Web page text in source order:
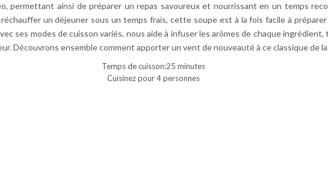
permettant ainsi de préparer un repas savoureux et nourrissant en un temps
un déjeuner sous un temps frais, cette soupe est à la fois facile à
ses modes de cuisson variés, nous aide à infuser les arômes de chaque
Découvrons ensemble comment apporter un vent de nouveauté à ce classique de
Temps de cuisson:25 minutes
Cuisinez pour 4 personnes